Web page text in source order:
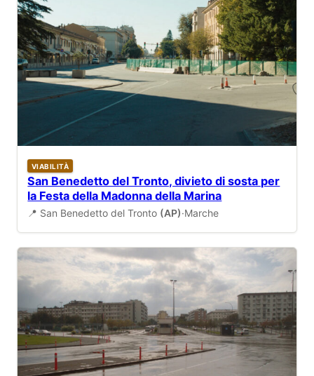
VIABILITÀ
San Benedetto del Tronto, divieto di sosta per
la Festa della Madonna della Marina
📍 San Benedetto del Tronto (AP)·Marche